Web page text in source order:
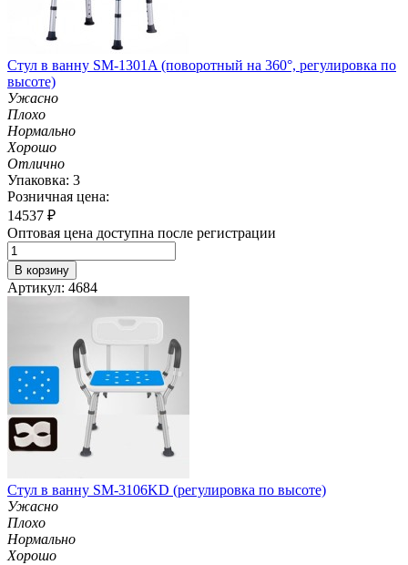
Стул в ванну SM-1301A (поворотный на 360°, регулировка по
высоте)
Ужасно
Плохо
Нормально
Хорошо
Отлично
Упаковка: 3
Розничная цена:
14537 ₽
Оптовая цена доступна после регистрации
В корзину
Артикул: 4684
Стул в ванну SM-3106KD (регулировка по высоте)
Ужасно
Плохо
Нормально
Хорошо